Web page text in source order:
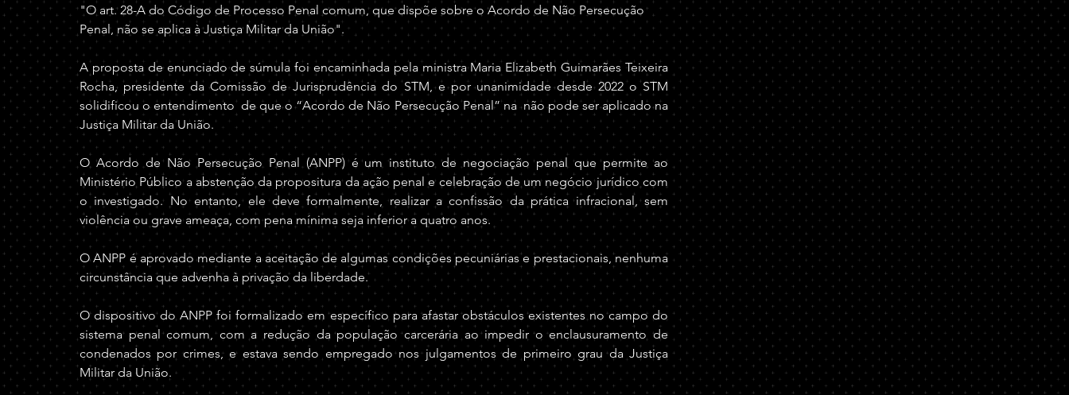
"O art. 28-A do Código de Processo Penal comum, que dispõe sobre o Acordo de Não Persecução
Penal, não se aplica à Justiça Militar da União".
A proposta de enunciado de súmula foi encaminhada pela ministra Maria Elizabeth Guimarães Teixeira
Rocha, presidente da Comissão de Jurisprudência do STM, e por unanimidade desde 2022 o STM
solidificou o entendimento  de que o “Acordo de Não Persecução Penal” na  não pode ser aplicado na
Justiça Militar da União.
O Acordo de Não Persecução Penal (ANPP) é um instituto de negociação penal que permite ao
Ministério Público a abstenção da propositura da ação penal e celebração de um negócio jurídico com
o investigado. No entanto, ele deve formalmente, realizar a confissão da prática infracional, sem
violência ou grave ameaça, com pena mínima seja inferior a quatro anos.
O ANPP é aprovado mediante a aceitação de algumas condições pecuniárias e prestacionais, nenhuma
circunstância que advenha à privação da liberdade.
O dispositivo do ANPP foi formalizado em específico para afastar obstáculos existentes no campo do
sistema penal comum, com a redução da população carcerária ao impedir o enclausuramento de
condenados por crimes, e estava sendo empregado nos julgamentos de primeiro grau da Justiça
Militar da União.